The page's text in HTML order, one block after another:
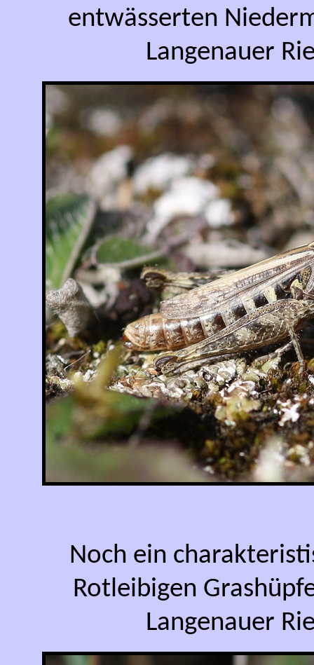
entwässerten
Langenauer
Noch ein
Rotleibigen
Langenauer